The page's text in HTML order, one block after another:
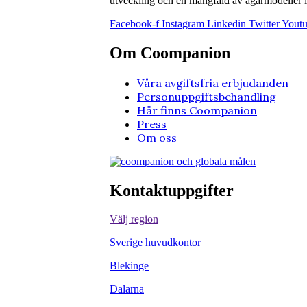
Facebook-f Instagram Linkedin Twitter
Om Coompanion
Våra avgiftsfria erbjudanden
Personuppgiftsbehandling
Här finns Coompanion
Press
Om oss
Kontaktuppgifter
Välj region
Sverige huvudkontor
Blekinge
Dalarna